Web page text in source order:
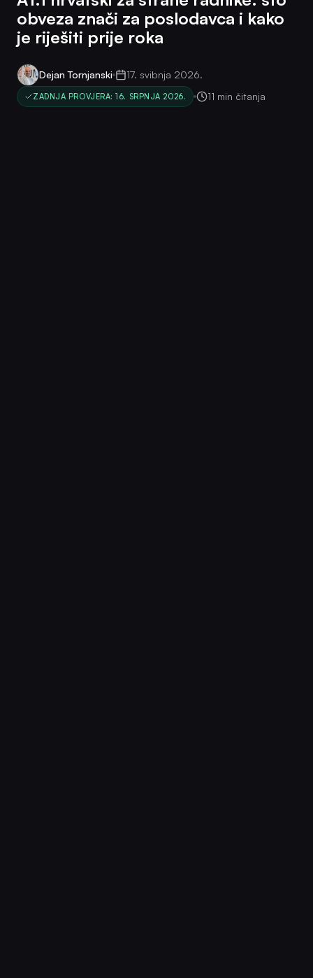
obveza znači za poslodavca i kako
je riješiti prije roka
Dejan Tornjanski 17. svibnja 2026.
ZADNJA PROVJERA: 16. SRPNJA 2026. 11 min čitanja